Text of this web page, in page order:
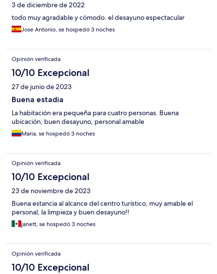
3 de diciembre de 2022
todo muy agradable y cómodo. el desayuno espectacular
Jose Antonio, se hospedó 3 noches
Opinión verificada
10/10 Excepcional
27 de junio de 2023
Buena estadia
La habitación era pequeña para cuatro personas. Buena
ubicación, buen desayuno, personal amable
Maria, se hospedó 3 noches
Opinión verificada
10/10 Excepcional
23 de noviembre de 2023
Buena estancia al alcance del centro turístico, muy amable el
personal, la limpieza y buen desayuno!!
janett, se hospedó 3 noches
Opinión verificada
10/10 Excepcional